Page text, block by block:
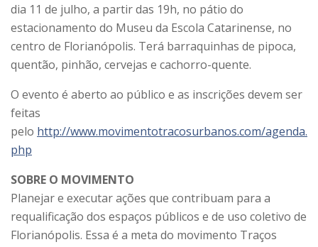
dia 11 de julho, a partir das 19h, no pátio do
estacionamento do Museu da Escola Catarinense, no
centro de Florianópolis. Terá barraquinhas de pipoca,
quentão, pinhão, cervejas e cachorro-quente.
O evento é aberto ao público e as inscrições devem ser
feitas
pelo http://www.movimentotracosurbanos.com/agenda.
php
SOBRE O MOVIMENTO
Planejar e executar ações que contribuam para a
requalificação dos espaços públicos e de uso coletivo de
Florianópolis. Essa é a meta do movimento Traços